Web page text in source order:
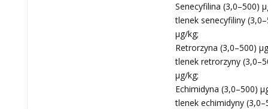
Senecyfilina (3,0–500)
tlenek senecyfiliny
μg/kg;
Retrorzyna (3,0–500)
tlenek retrorzyny
μg/kg;
Echimidyna (3,0–500)
tlenek echimidyny